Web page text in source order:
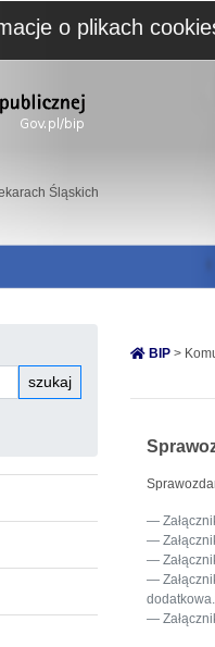
Śląskich
szukaj
BIP >
o plikach